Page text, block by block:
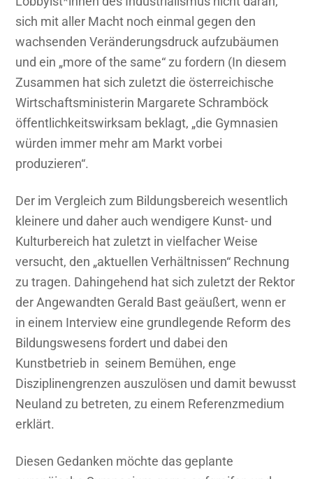
sich mit aller Macht noch einmal gegen den
wachsenden Veränderungsdruck aufzubäumen
und ein „more of the same“ zu fordern (In diesem
Zusammen hat sich zuletzt die österreichische
Wirtschaftsministerin Margarete Schramböck
öffentlichkeitswirksam beklagt, „die Gymnasien
würden immer mehr am Markt vorbei
produzieren“.
Der im Vergleich zum Bildungsbereich wesentlich
kleinere und daher auch wendigere Kunst- und
Kulturbereich hat zuletzt in vielfacher Weise
versucht, den „aktuellen Verhältnissen“ Rechnung
zu tragen. Dahingehend hat sich zuletzt der Rektor
der Angewandten Gerald Bast geäußert, wenn er
in einem Interview eine grundlegende Reform des
Bildungswesens fordert und dabei den
Kunstbetrieb in seinem Bemühen, enge
Disziplinengrenzen auszulösen und damit bewusst
Neuland zu betreten, zu einem Referenzmedium
erklärt.
Diesen Gedanken möchte das geplante